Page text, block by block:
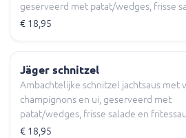
geserveerd met patat/wedges, frisse
fritessaus.
€ 18,95
Jäger schnitzel
Ambachtelijke schnitzel jachtsaus met
champignons en ui, geserveerd met
patat/wedges, frisse salade en
€ 18,95